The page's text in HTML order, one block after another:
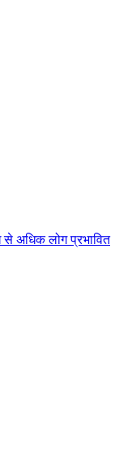
अधिक लोग प्रभावित